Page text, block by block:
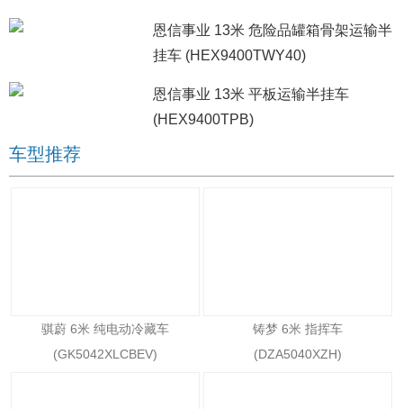
恩信事业 13米 危险品罐箱骨架运输半
挂车 (HEX9400TWY40)
恩信事业 13米 平板运输半挂车
(HEX9400TPB)
车型推荐
骐蔚 6米 纯电动冷藏车
(GK5042XLCBEV)
铸梦 6米 指挥车
(DZA5040XZH)